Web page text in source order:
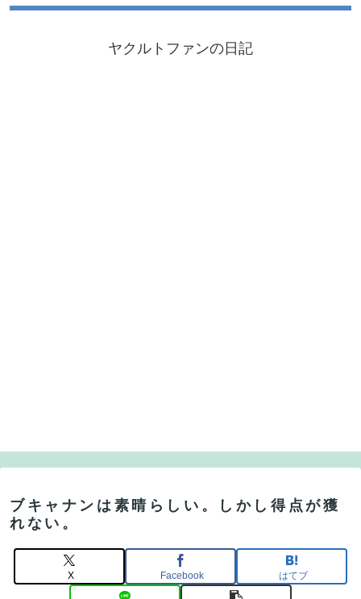
ヤクルトファンの日記
ブキャナンは素晴らしい。しかし得点が獲
れない。
X Facebook はてブ